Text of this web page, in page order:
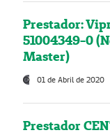
Prestador:
51004349-0
Master)
01 de Abril de 2020
Prestador